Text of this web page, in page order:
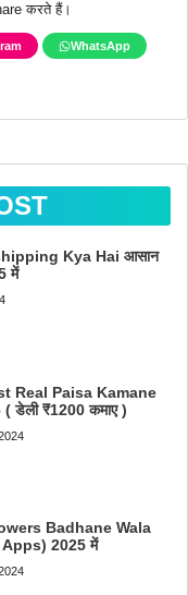
करते हैं।
WhatsApp
Kya Hai आसान
में
Real Paisa Kamane
डेली ₹1200 कमाए )
Badhane Wala
2025 में